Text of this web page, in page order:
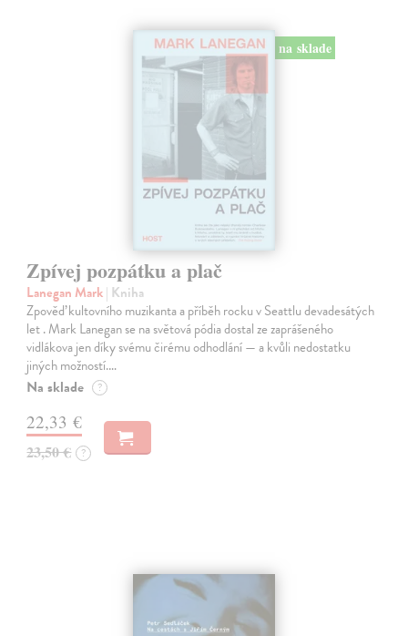
na sklade
Zpívej pozpátku a plač
Lanegan Mark| Kniha
Zpověď kultovního muzikanta a příběh rocku v Seattlu devadesátých
let . Mark Lanegan se na světová pódia dostal ze zaprášeného
vidlákova jen díky svému čirému odhodlání — a kvůli nedostatku
jiných možností.…
Na sklade ?
22,33 €
23,50 € ?